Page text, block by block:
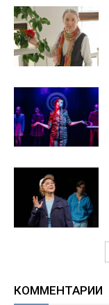
КОММЕНТАРИИ